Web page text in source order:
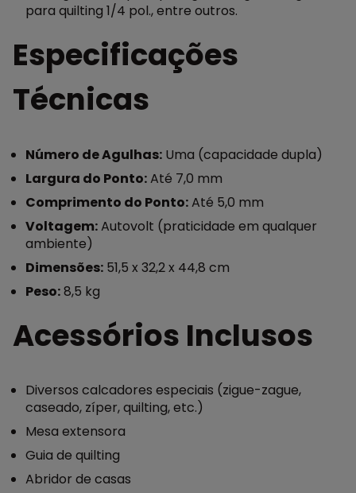
para quilting 1/4 pol., entre outros.
Especificações
Técnicas
Número de Agulhas: Uma (capacidade dupla)
Largura do Ponto:Até 7,0 mm
Comprimento do Ponto:Até 5,0 mm
Voltagem:Autovolt (praticidade em qualquer
ambiente)
Dimensões: 51,5 x 32,2 x 44,8 cm
Peso:8,5 kg
Acessórios Inclusos
Diversos calcadores especiais (zigue-zague,
caseado, zíper, quilting, etc.)
Mesa extensora
Guia de quilting
Abridor de casas